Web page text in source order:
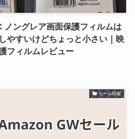
ノングレア画面保護フィルムは
やすいけどちょっと小さい｜映
フィルムレビュー
セール情報